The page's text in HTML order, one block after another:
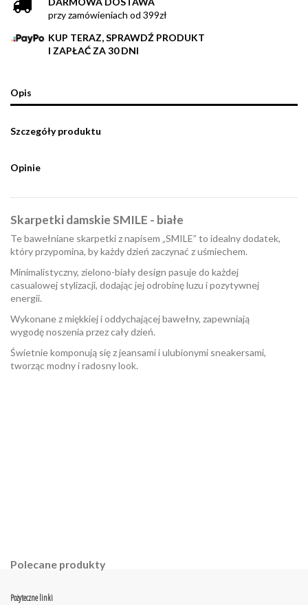
przy zamówieniach od 399zł
KUP TERAZ, SPRAWDŹ PRODUKT
I ZAPŁAĆ ZA 30 DNI
Opis
Szczegóły produktu
Opinie
Skarpetki damskie SMILE - białe
Te bawełniane skarpetki z napisem „SMILE” to idealny dodatek,
który przypomina, by każdy dzień zaczynać z uśmiechem.
Minimalistyczny, zielono-biały design pasuje do każdej
casualowej stylizacji, dodając jej odrobinę luzu i pozytywnej
energii.
Wykonane z miękkiej i oddychającej bawełny, zapewniają
wygodę noszenia przez cały dzień.
Świetnie komponują się z jeansami i ulubionymi sneakersami,
tworząc modny i radosny look.
Polecane produkty
Pożyteczne linki